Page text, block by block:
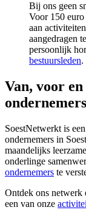
Bij ons geen
Voor 150
aan
aangedragen
persoonlijk
bestuursleden.
Van, voor
ondernemers
SoestNetwerkt is
ondernemers in
maandelijks
onderlinge
ondernemers te
Ontdek ons netwerk
een van onze